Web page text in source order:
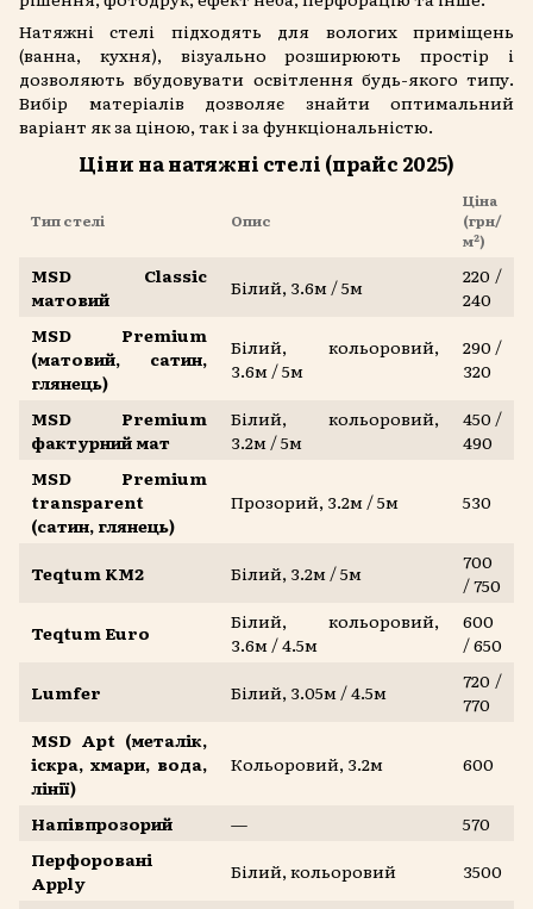
Натяжні стелі підходять для вологих приміщень
(ванна, кухня), візуально розширюють простір і
дозволяють вбудовувати освітлення будь-якого типу.
Вибір матеріалів дозволяє знайти оптимальний
варіант як за ціною, так і за функціональністю.
Ціни на натяжні стелі (прайс 2025)
Тип стелі Опис
Ціна
(грн/
м²)
MSD Classic
матовий
Білий, 3.6м / 5м
220 /
240
MSD Premium
(матовий, сатин,
глянець)
Білий, кольоровий,
3.6м / 5м
290 /
320
MSD Premium
фактурний мат
Білий, кольоровий,
3.2м / 5м
450 /
490
MSD Premium
transparent
(сатин, глянець)
Прозорий, 3.2м / 5м 530
Teqtum KM2 Білий, 3.2м / 5м
700
/ 750
Teqtum Euro
Білий, кольоровий,
3.6м / 4.5м
600
/ 650
Lumfer
Білий, 3.05м / 4.5м
720 /
770
MSD Apt (металік,
іскра, хмари, вода,
лінії)
Кольоровий, 3.2м 600
Напівпрозорий —
570
Перфоровані
Apply
Білий, кольоровий
3500